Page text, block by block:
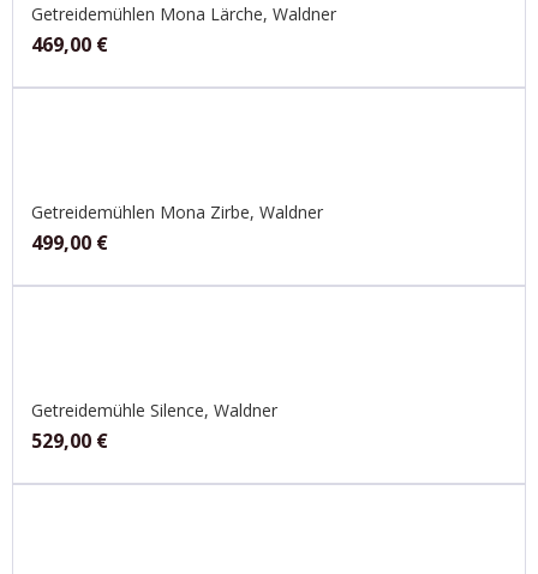
Getreidemühlen Mona Lärche, Waldner
469,00 €
Getreidemühlen Mona Zirbe, Waldner
499,00 €
Getreidemühle Silence, Waldner
529,00 €